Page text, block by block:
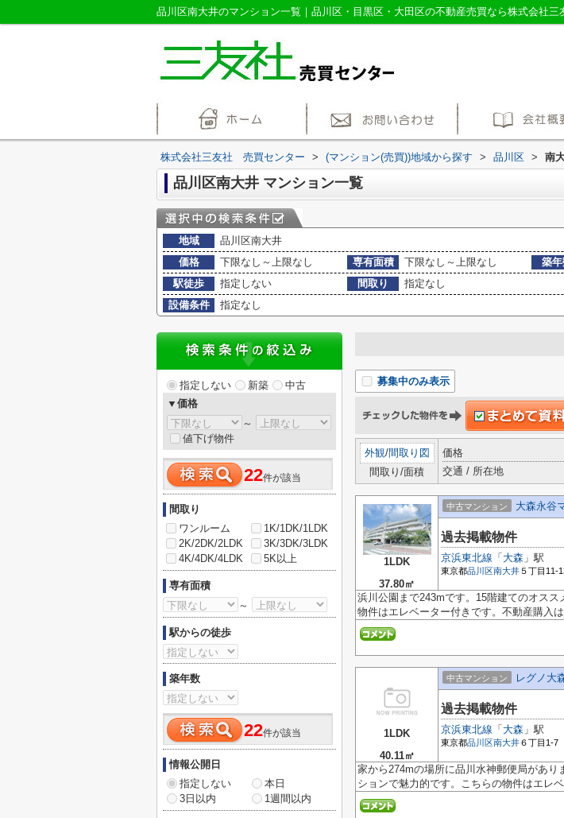
株式会社三友社 売買センター > (マンション(売買))地域から探す > 品川区 > 南
品川区南大井 マンション一覧
地域
品川区南大井
価格
下限なし～上限なし 専有面積 下限なし～上限なし 築
駅徒歩
指定しない 間取り
指定なし
設備条件
指定なし
募集中のみ表示
外観/間取り図
間取り/面積
価格
交通 / 所在地
1LDK
37.80㎡
中古マンション 大森永谷
過去掲載物件
京浜東北線 「 大森 」駅
東京都品川区南大井 ５丁目11-
浜川公園まで243mです。15階建てのオス
物件はエレベーター付きです。不動産購入
1LDK
40.11㎡
中古マンション レグノ大
過去掲載物件
京浜東北線 「 大森 」駅
東京都品川区南大井６丁目1-7
家から274mの場所に品川水神郵便局があ
ションで魅力的です。こちらの物件はエレ
指定しない 新築
中古
▼価格
～
値下げ物件
22件が該当
間取り
ワンルーム
1K/1DK/1LDK
2K/2DK/2LDK
3K/3DK/3LDK
4K/4DK/4LDK
5K以上
専有面積
～
駅からの徒歩
築年数
22件が該当
情報公開日
指定しない
本日
3日以内
1週間以内